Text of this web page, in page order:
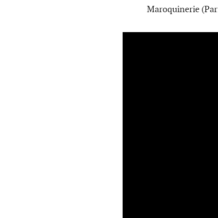
Maroquinerie